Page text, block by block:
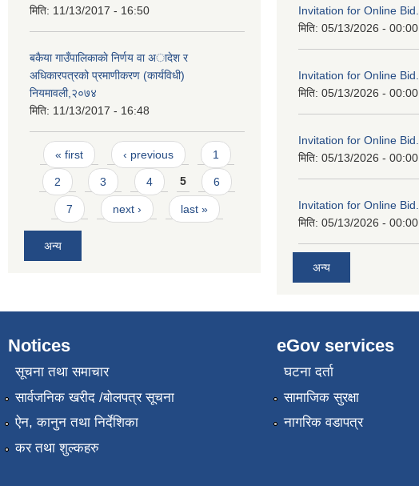
मिति: 11/13/2017 - 16:50
बकैया गाउँपालिकाकाे निर्णय वा अादेश र
अधिकारपत्रको प्रमाणीकरण (कार्यविधी)
नियमावली,२०७४
मिति: 11/13/2017 - 16:48
Pages
« first ‹ previous 1
2 3 4 5 6
7 next › last »
अन्य
Invitation for Online Bid.
मिति: 05/13/2026 - 00:00
Invitation for Online Bid.
मिति: 05/13/2026 - 00:00
Invitation for Online Bid.
मिति: 05/13/2026 - 00:00
Invitation for Online Bid.
मिति: 05/13/2026 - 00:00
अन्य
Notices
सूचना तथा समाचार
सार्वजनिक खरीद /बोलपत्र सूचना
ऐन, कानुन तथा निर्देशिका
कर तथा शुल्कहरु
eGov services
घटना दर्ता
सामाजिक सुरक्षा
नागरिक वडापत्र